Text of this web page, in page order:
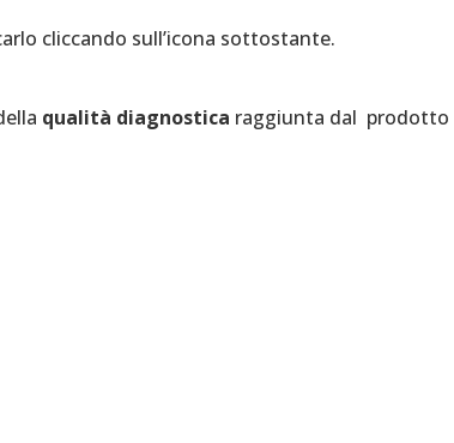
cliccando sull’icona sottostante.
qualità diagnostica raggiunta dal prodotto